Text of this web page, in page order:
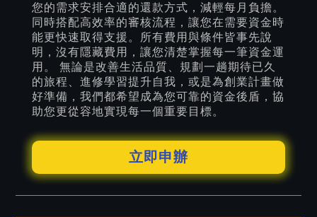
您的需求安排合適的還款方式，減輕每月負擔。
同時搭配高效率的審核流程，讓您在需要資金時
能更快速取得支援。所有費用與條件皆事先說
明，沒有隱藏費用，讓您清楚掌握每一筆資金運
用。 無論是改善生活品質、規劃一趟期待已久
的旅程、進修學習提升自我，或是為創業計畫做
好準備，我們都希望成為您可靠的資金後盾，協
助您更從容地實現每一個重要目標。
立即申辦